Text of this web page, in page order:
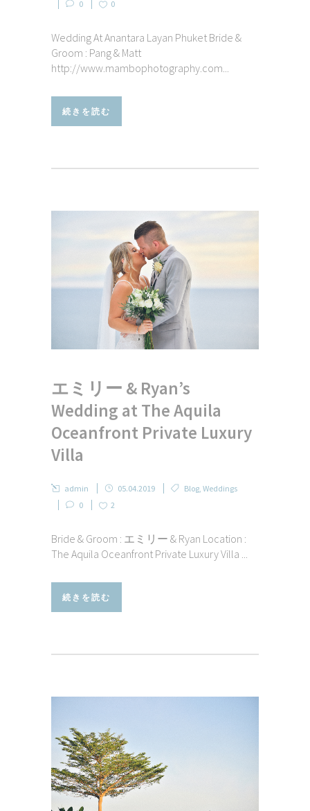
0 0
Wedding At Anantara Layan Phuket Bride &
Groom : Pang & Matt
http://www.mambophotography.com...
続きを読む
エミリー & Ryan’s
Wedding at The Aquila
Oceanfront Private Luxury
Villa
admin 05.04.2019 Blog Weddings
0
2
Bride & Groom : エミリー & Ryan Location :
The Aquila Oceanfront Private Luxury Villa ...
続きを読む